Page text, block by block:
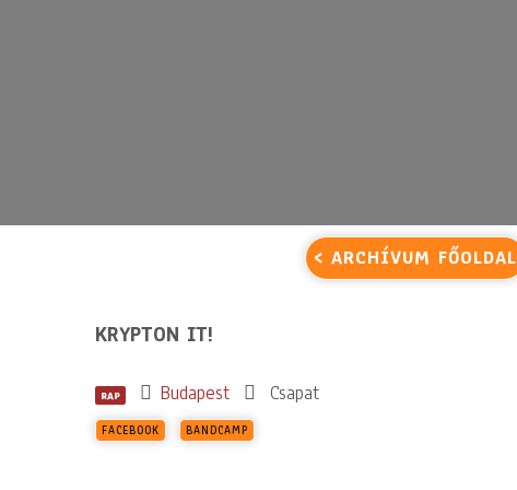
< ARCHÍVUM FŐOLDAL
KRYPTON IT!
RAP Budapest Csapat
FACEBOOK BANDCAMP